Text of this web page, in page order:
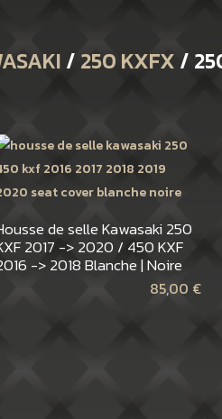
/ 250 KXFX /
de selle Kawasaki 250
2017 -> 2020 / 450 KXF
-> 2018 Blanche | Noire
85,00 €